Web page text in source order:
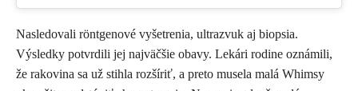
Nasledovali röntgenové vyšetrenia, ultrazvuk aj biopsia.
Výsledky potvrdili jej najväčšie obavy. Lekári rodine oznámili,
že rakovina sa už stihla rozšíriť, a preto musela malá Whimsy